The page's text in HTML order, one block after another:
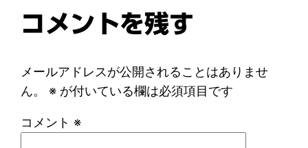
コメントを残す
メールアドレスが公開されることはありませ
ん。
※ が付いている欄は必須項目です
コメント ※